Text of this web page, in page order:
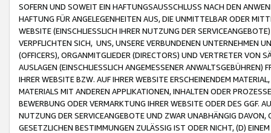
SOFERN UND SOWEIT EIN HAFTUNGSAUSSCHLUSS NACH DEN
HAFTUNG FÜR ANGELEGENHEITEN AUS, DIE UNMITTELBAR ODER
WEBSITE (EINSCHLIESSLICH IHRER NUTZUNG DER
VERPFLICHTEN SICH, UNS, UNSERE VERBUNDENEN UNTERNEHMEN
(OFFICERS), ORGANMITGLIEDER (DIRECTORS) UND VERTRETER VON
AUSLAGEN (EINSCHLIESSLICH ANGEMESSENER
IHRER WEBSITE BZW. AUF IHRER WEBSITE ERSCHEINENDEM
MATERIALS MIT ANDEREN APPLIKATIONEN, INHALTEN ODER
BEWERBUNG ODER VERMARKTUNG IHRER WEBSITE ODER DES GGF.
NUTZUNG DER SERVICEANGEBOTE UND ZWAR UNABHÄNGIG
GESETZLICHEN BESTIMMUNGEN ZULÄSSIG IST ODER NICHT, (D)